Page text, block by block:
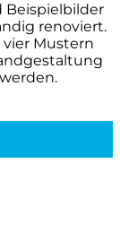
Beispielbilder
renoviert.
Mustern